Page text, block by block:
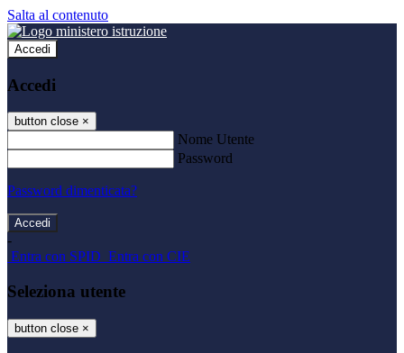
Salta al contenuto
Accedi
Accedi
button close ×
Nome Utente
Password
Password dimenticata?
-
Entra con SPID Entra con CIE
Seleziona utente
button close ×